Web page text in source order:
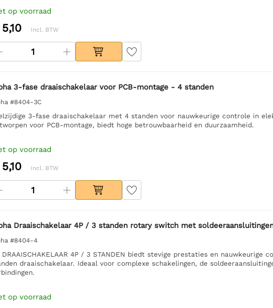
op voorraad
Incl. BTW
3-fase draaischakelaar voor PCB-montage - 4 standen
#8404-3C
3-fase draaischakelaar met 4 standen voor nauwkeurige controle in
voor PCB-montage, biedt hoge betrouwbaarheid en duurzaamheid.
op voorraad
Incl. BTW
Draaischakelaar 4P / 3 standen rotary switch met
#8404-4
DRAAISCHAKELAAR 4P / 3 STANDEN biedt stevige prestaties en nauwkeurige
draaischakelaar. Ideaal voor complexe schakelingen, de
op voorraad